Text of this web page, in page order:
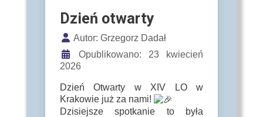
Dzień otwarty
Szczegóły
Autor: Grzegorz Dadał
Opublikowano: 23 kwiecień
2026
Dzień Otwarty w XIV LO w
Krakowie już za nami!
Dzisiejsze spotkanie to była